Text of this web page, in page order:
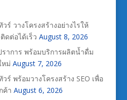
ร์ วางโครงสร้างอย่างไรให้
ดต่อได้เร็ว August 8, 2026
าการ พร้อมบริการผลิตน้ำดื่ม
หม่ August 7, 2026
ร์ พร้อมวางโครงสร้าง SEO เพื่อ
ค้า August 6, 2026